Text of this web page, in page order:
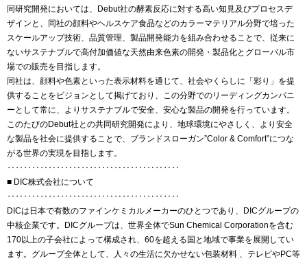
同研究開発においては、Debut社の酵素反応に対する高い知見及びプロセスデ
ザインと、同社の顔料やヘルスケア食品などのカラーマテリアル分野で培った
スケールアップ技術、品質管理、製品開発能力を組み合わせることで、従来に
ないサステナブルで高付加価値な天然由来色素の開発・製品化とグローバル市
場での販売を目指します。
同社は、顔料や色素といった表示材料を通じて、社会やくらしに「彩り」を提
供することをビジョンとして掲げており、この分野でのリーディングカンパニ
ーとして常に、よりサステナブルで安全、安心な製品の開発を行っています。
このたびのDebut社との共同研究開発により、地球環境にやさしく、より安全
な製品を社会に提供することで、ブランドスローガン”Color & Comfort”につな
がる世界の実現を目指します。
‥‥‥‥‥‥‥‥‥‥‥‥‥‥‥‥‥‥‥‥‥
■ DIC株式会社について
‥‥‥‥‥‥‥‥‥‥‥‥‥‥‥‥‥‥‥‥‥
DICは日本で有数のファインケミカルメーカーのひとつであり、DICグループの
中核企業です。DICグループは、世界全体でSun Chemical Corporationを含む
170以上の子会社によって構成され、60を超える国と地域で事業を展開してい
ます。グループ全体として、人々の生活に欠かせない包装材料 、テレビやPC等